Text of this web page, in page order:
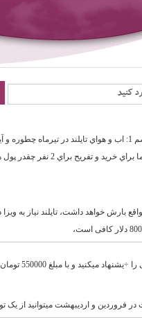
هزينه اش ميشه ؟ 3 : از
550000 تومان چه هتلی را معرفی مکنید متشکرم
فروردین و اردیبهشت میتوانید از یک تور